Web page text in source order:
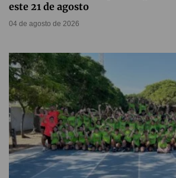
este 21 de agosto
04 de agosto de 2026